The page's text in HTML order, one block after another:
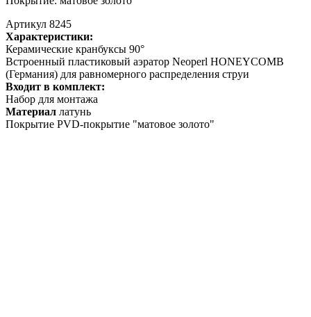
Артикул 8245
Характеристики:
Керамические кранбуксы 90°
Встроенный пластиковый аэратор Neoperl HONEYCOMB
(Германия) для равномерного распределения струи
Входит в комплект:
Набор для монтажа
Материал латунь
Покрытие PVD-покрытие "матовое золото"